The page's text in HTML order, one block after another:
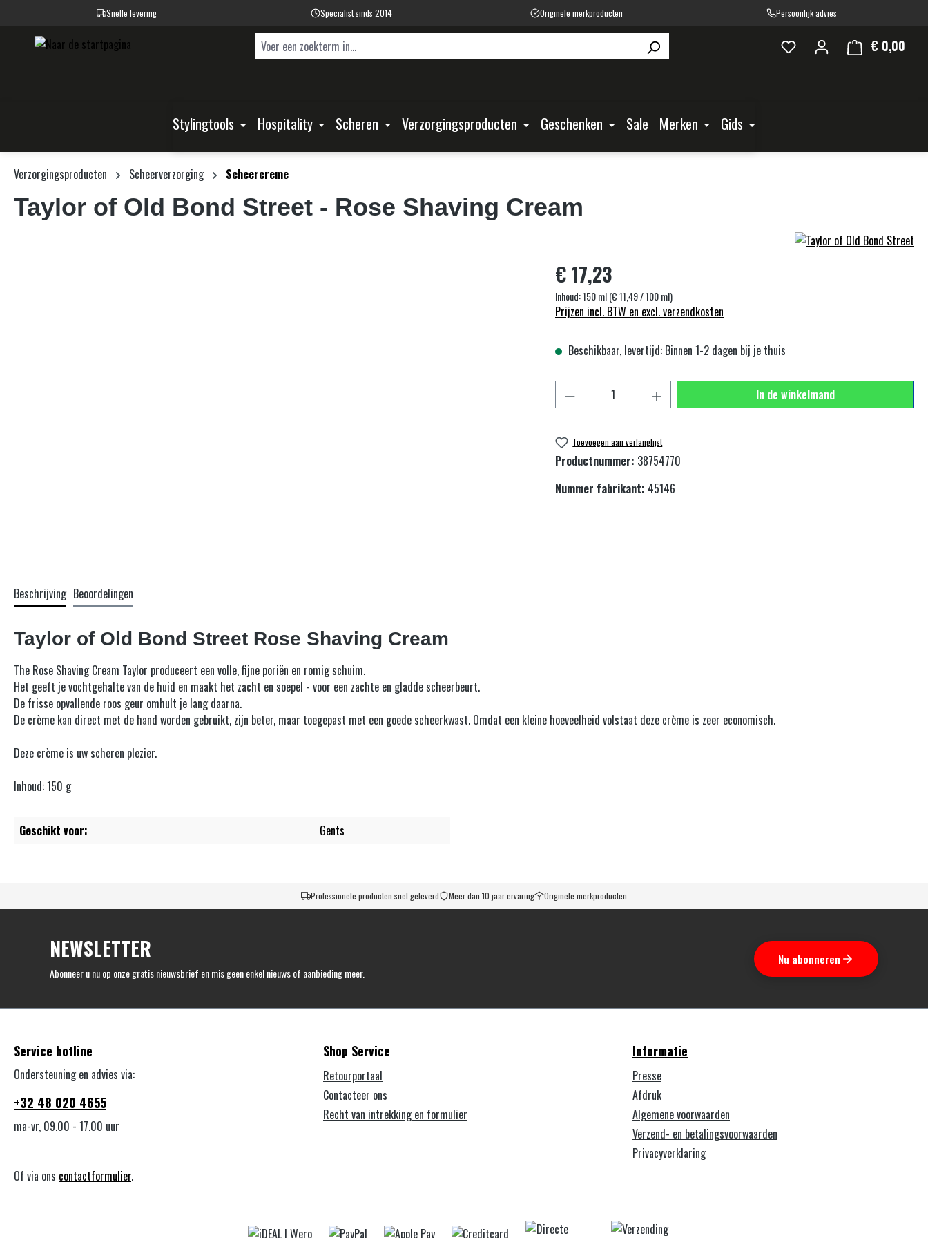
Ga naar de hoofdnavigatie
Snelle levering Specialist sinds 2014 Originele merkproducten Persoonlijk advies
€ 0,00
Stylingtools Hospitality Scheren Verzorgingsproducten Geschenken Sale Merken Gids
Verzorgingsproducten Scheerverzorging Scheercreme
Taylor of Old Bond Street - Rose Shaving Cream
€ 17,23
Inhoud:150 ml(€ 11,49 / 100 ml)
Prijzen incl. BTW en excl. verzendkosten
Beschikbaar, levertijd: Binnen 1-2 dagen bij je thuis
Producthoeveelheid: Voer de gewenste hoeveelheid in of
In de winkelmand
Toevoegen aan verlanglijst
Productnummer: 38754770
Nummer fabrikant: 45146
Beschrijving Beoordelingen
Taylor of Old Bond Street Rose Shaving Cream
The Rose Shaving Cream Taylor produceert een volle, fijne poriën en romig schuim.
Het geeft je vochtgehalte van de huid en maakt het zacht en soepel - voor een zachte en gladde scheerbeurt.
De frisse opvallende roos geur omhult je lang daarna.
De crème kan direct met de hand worden gebruikt, zijn beter, maar toegepast met een goede scheerkwast. Omdat een kleine hoeveelheid volstaat deze crème is zeer economisch.
Deze crème is uwscheren plezier.
Inhoud:150 g
Geschikt voor: Gents
Professionele producten snel geleverd Meer dan 10 jaar ervaring Originele merkproducten
NEWSLETTER
Abonneer u nu op onze gratis nieuwsbrief en mis geen enkel nieuws of aanbieding meer.
Nu abonneren
Service hotline
Ondersteuning en advies via:
+32 48 020 4655
ma-vr, 09.00 - 17.00 uur
Of via ons contactformulier.
Shop Service
Retourportaal
Contacteer ons
Recht van intrekking en formulier
Informatie
Presse
Afdruk
Algemene voorwaarden
Verzend- en betalingsvoorwaarden
Privacyverklaring